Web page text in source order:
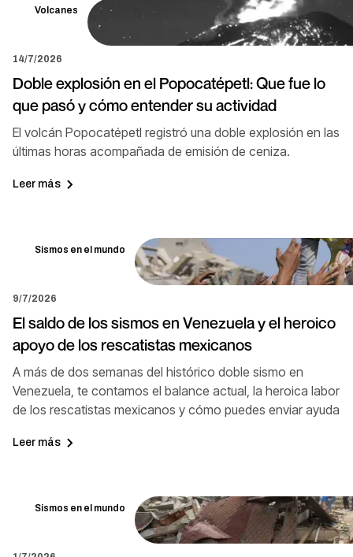
Volcanes
14/7/2026
Doble explosión en el Popocatépetl: Que fue lo
que pasó y cómo entender su actividad
El volcán Popocatépetl registró una doble explosión en las
últimas horas acompañada de emisión de ceniza.
Leer más
Sismos en el mundo
9/7/2026
El saldo de los sismos en Venezuela y el heroico
apoyo de los rescatistas mexicanos
A más de dos semanas del histórico doble sismo en
Venezuela, te contamos el balance actual, la heroica labor
de los rescatistas mexicanos y cómo puedes enviar ayuda
Leer más
Sismos en el mundo